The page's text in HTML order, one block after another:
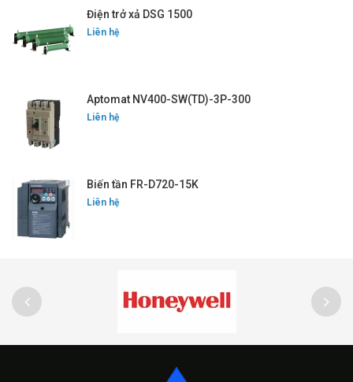
Điện trở xả DSG 1500
Liên hệ
Aptomat NV400-SW(TD)-3P-300
Liên hệ
Biến tần FR-D720-15K
Liên hệ